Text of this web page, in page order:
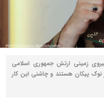
زمینی ارتش جمهوری اسلامی
پیکان هستند و چاشنی این کار